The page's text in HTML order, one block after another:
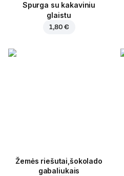
Spurga su kakaviniu
glaistu
1,80 €
Žemės riešutai,šokolado
gabaliukais